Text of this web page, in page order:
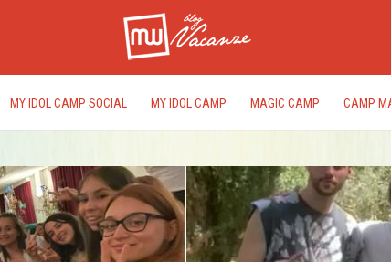
MY IDOL CAMP SOCIAL MY IDOL CAMP MAGIC CAMP CAMP